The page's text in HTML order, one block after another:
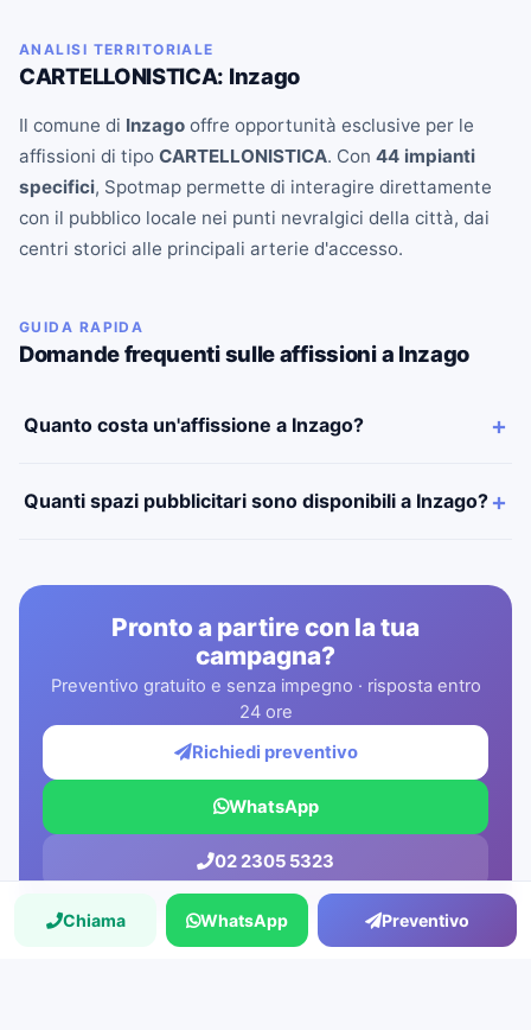
ANALISI TERRITORIALE
CARTELLONISTICA: Inzago
Il comune di Inzago offre opportunità esclusive per le
affissioni di tipo CARTELLONISTICA. Con 44 impianti
specifici, Spotmap permette di interagire direttamente
con il pubblico locale nei punti nevralgici della città, dai
centri storici alle principali arterie d'accesso.
GUIDA RAPIDA
Domande frequenti sulle affissioni a Inzago
Quanto costa un'affissione a Inzago?
Quanti spazi pubblicitari sono disponibili a Inzago?
Pronto a partire con la tua
campagna?
Preventivo gratuito e senza impegno · risposta entro
24 ore
Richiedi preventivo
WhatsApp
02 2305 5323
Chiama WhatsApp Preventivo